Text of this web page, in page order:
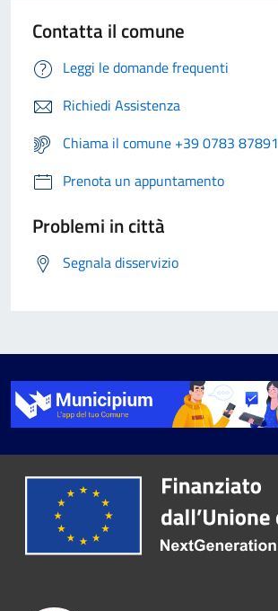
Contatta il comune
Leggi le domande frequenti
Richiedi Assistenza
Chiama il comune +39 0783 87891
Prenota un appuntamento
Problemi in città
Segnala disservizio